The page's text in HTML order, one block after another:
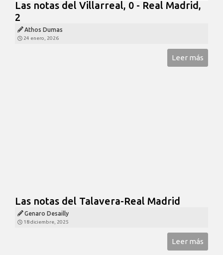
Las notas del Villarreal, 0 - Real Madrid,
2
Athos Dumas
24 enero, 2026
Leer más
Las notas del Talavera-Real Madrid
Genaro Desailly
18 diciembre, 2025
Leer más